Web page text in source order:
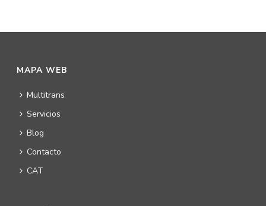
MAPA WEB
Multitrans
Servicios
Blog
Contacto
CAT